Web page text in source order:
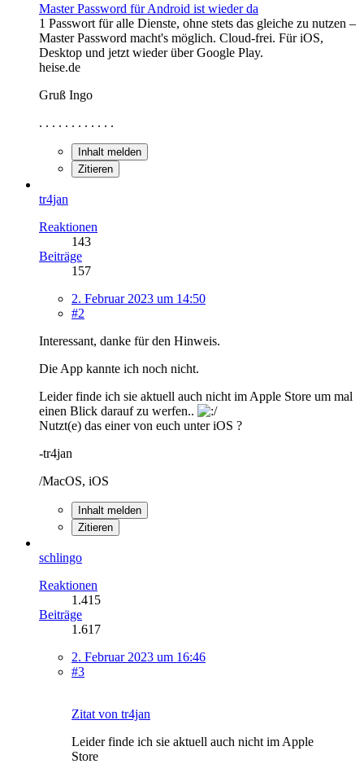
Master Password für Android ist wieder da
1 Passwort für alle Dienste, ohne stets das gleiche zu nutzen –
Master Password macht's möglich. Cloud-frei. Für iOS,
Desktop und jetzt wieder über Google Play.
heise.de
Gruß Ingo
. . . . . . . . . . . .
Inhalt melden
Zitieren
tr4jan
Reaktionen
143
Beiträge
157
2. Februar 2023 um 14:50
#2
Interessant, danke für den Hinweis.
Die App kannte ich noch nicht.
Leider finde ich sie aktuell auch nicht im Apple Store um mal
einen Blick darauf zu werfen..
Nutzt(e) das einer von euch unter iOS ?
-tr4jan
/MacOS, iOS
Inhalt melden
Zitieren
schlingo
Reaktionen
1.415
Beiträge
1.617
2. Februar 2023 um 16:46
#3
Zitat von tr4jan
Leider finde ich sie aktuell auch nicht im Apple
Store